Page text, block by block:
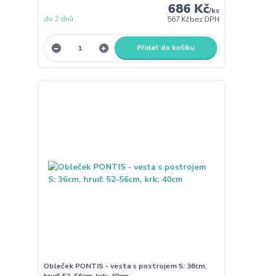
686 Kč/ks
567 Kčbez DPH
do 2 dnů
Přidat do košíku
Obleček PONTIS - vesta s postrojem S: 36cm,